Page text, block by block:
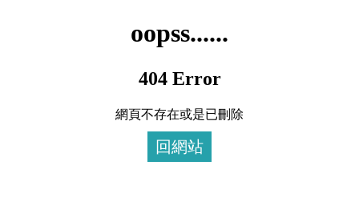
oopss......
404 Error
網頁不存在或是已刪除
回網站